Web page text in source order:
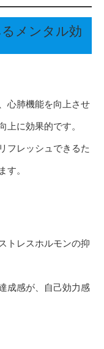
メンタル効
心肺機能を向上させ
に効果的です。
フレッシュできるた
。
トレスホルモンの抑
成感が、自己効力感